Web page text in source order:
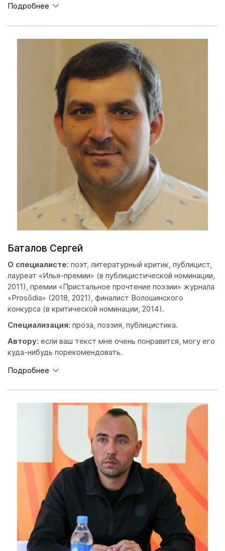
Подробнее
Баталов Сергей
О специалисте: поэт, литературный критик, публицист,
лауреат «Илья-премии» (в публицистической номинации,
2011), премии «Пристальное прочтение поэзии» журнала
«Prosōdia» (2018, 2021), финалист Волошинского
конкурса (в критической номинации, 2014).
Специализация: проза, поэзия, публицистика.
Автору: если ваш текст мне очень понравится, могу его
куда-нибудь порекомендовать.
Подробнее